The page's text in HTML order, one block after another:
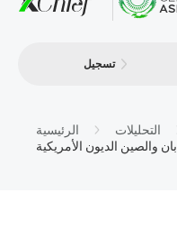
المنصات
تسجيل
الرئيسية التحليلات
والصين الديون الأمريكية